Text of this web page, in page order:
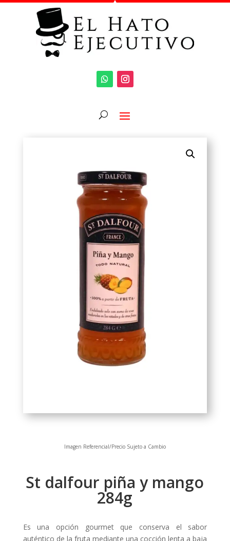
Imagen Referencial/Precio Sujeto a Cambio
St dalfour piña y mango
284g
Es una opción gourmet que conserva el sabor
auténtico de la fruta mediante una cocción lenta a baja